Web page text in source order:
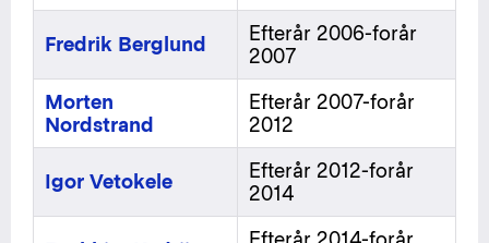
Fredrik Berglund
Efterår 2006-forår
2007
Morten
Nordstrand
Efterår 2007-forår
2012
Igor Vetokele
Efterår 2012-forår
2014